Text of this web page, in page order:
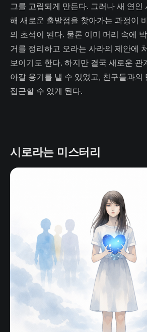
그를 고립되게 만든다. 그러나 새 연인
해 새로운 출발점을 찾아가는 과정이
의 초석이 된다. 물론 이미 머리 속에
거를 정리하고 오라는 사라의 제안에
보이기도 한다. 하지만 결국 새로운 관
아갈 용기를 낼 수 있었고, 친구들과의
접근할 수 있게 된다.
시로라는 미스터리